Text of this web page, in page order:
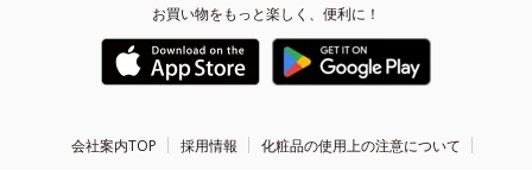
お買い物をもっと楽しく、便利に！
会社案内TOP 採用情報
化粧品の使用上の注意について